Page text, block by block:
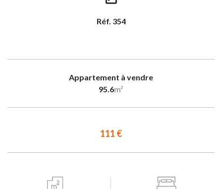
Réf. 354
Appartement à vendre
95.6m²
111 €